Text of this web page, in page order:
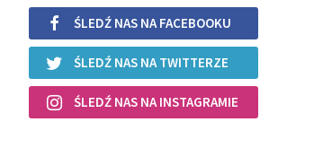
ŚLEDŹ NAS NA FACEBOOKU
ŚLEDŹ NAS NA TWITTERZE
ŚLEDŹ NAS NA INSTAGRAMIE